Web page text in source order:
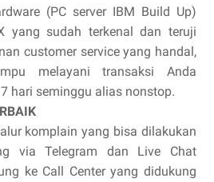
(PC server IBM Build Up)
yang sudah terkenal dan teruji
customer service yang handal,
melayani transaksi Anda
hari seminggu alias nonstop.
komplain yang bisa dilakukan
via Telegram dan Live Chat
ke Call Center yang didukung